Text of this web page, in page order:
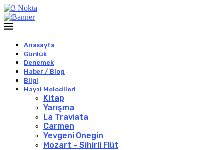
Anasayfa
Günlük
Denemek
Haber / Blog
Bilgi
Hayal Melodileri
Kitap
Yarışma
La Traviata
Carmen
Yevgeni Onegin
Mozart – Sihirli Flüt